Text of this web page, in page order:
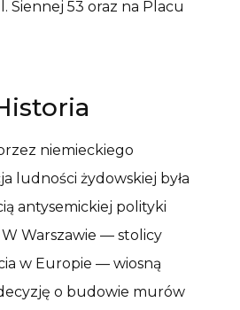
Siennej 53 oraz na Placu
niemieckiego
ludności żydowskiej była
antysemickiej polityki
W Warszawie — stolicy
w Europie — wiosną
o budowie murów